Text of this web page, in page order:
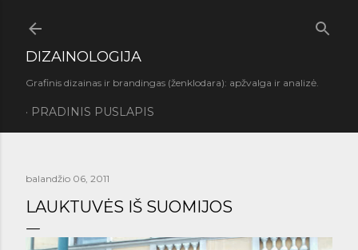
DIZAINOLOGIJA
Grafinis dizainas ir brandingas (ženklodara): apžvalga ir analizė.
PRADINIS PUSLAPIS
balandžio 06, 2011
LAUKTUVĖS IŠ SUOMIJOS